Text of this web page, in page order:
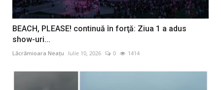
BEACH, PLEASE! continuă în forţă: Ziua 1 a adus
show-uri...
Lăcrămioara Neațu Iulie 10, 2026 0 1414